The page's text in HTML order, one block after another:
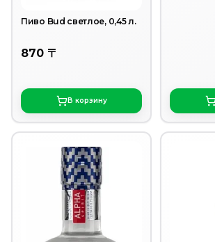
Пиво Bud светлое, 0,45 л.
870 〒
В корзину